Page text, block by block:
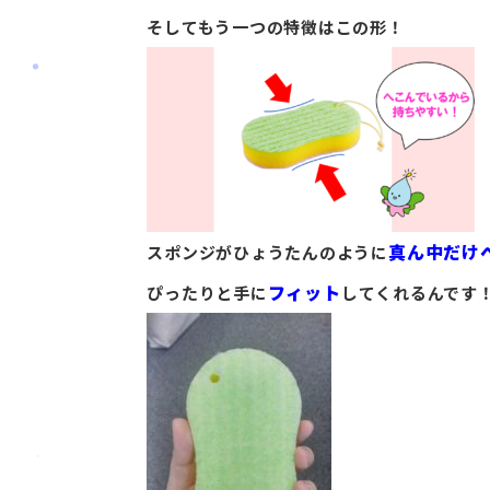
そしてもう一つの特徴はこの形！
スポンジがひょうたんのように真ん中だけ
ぴったりと手に フィット してくれるんです！